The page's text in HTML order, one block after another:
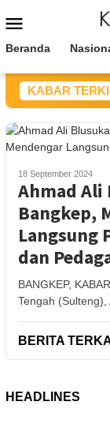
ke
Mobile
Beranda
KABAR
Sulteng
18 September 2024
Ahmad Ali
Bangkep,
Langsung
dan
BANGKEP,
Tengah
BERITA
HEADLINES